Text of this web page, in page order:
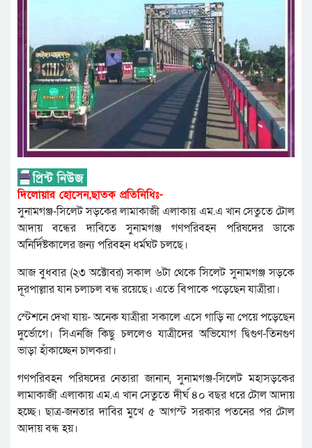
দিলোয়ার হোসেন,ছাতক প্রতিনিধিঃ-
সুনামগঞ্জ-সিলেট সড়কের লামাকাজী এলাকায় এম.এ খান সেতুতে টোল
আদায় বন্ধের দাবিতে সুনামগঞ্জ গণপরিবহন পরিষদের ডাকে
অনির্দিষ্টকালের জন্য পরিবহন ধর্মঘট চলছে।
আজ বুধবার (২৩ অক্টোবর) সকাল ৬টা থেকে সিলেট সুনামগঞ্জ সড়কে
দূরপাল্লার যান চলাচল বন্ধ রয়েছে। এতে বিপাকে পড়েছেন যাত্রীরা।
স্টেশনে দেখা যায়- অনেক যাত্রীরা সকালে এসে গাড়ি না পেয়ে পড়েছেন
দুর্ভোগে। সিএনজি কিছু চললেও যাত্রীদের অভিযোগ দ্বিগুণ-তিনগুণ
ভাড়া হাঁকাচ্ছেন চালকরা।
গণপরিবহন পরিষদের নেতারা জানান, সুনামগঞ্জ-সিলেট মহাসড়কের
লামাকাজী এলাকায় এম.এ খান সেতুতে দীর্ঘ ৪০ বছর ধরে টোল আদায়
হচ্ছে। ছাত্র-জনতার দাবির মুখে ৫ আগস্ট সরকার পতনের পর টোল
আদায় বন্ধ হয়।